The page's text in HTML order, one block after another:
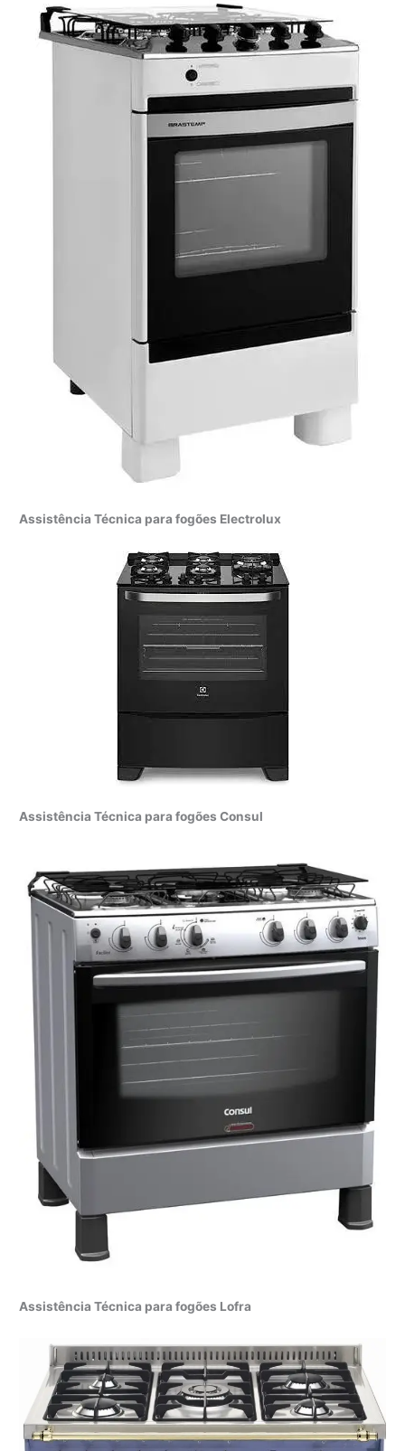
Assistência Técnica para fogões Electrolux
Assistência Técnica para fogões Consul
Assistência Técnica para fogões Lofra